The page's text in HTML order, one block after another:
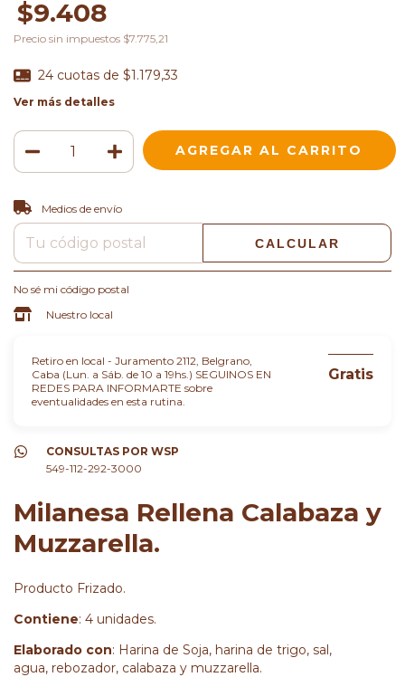
$9.408
Precio sin impuestos $7.775,21
24 cuotas de $1.179,33
Ver más detalles
Entregas para el CP:
Medios de envío
CALCULAR
No sé mi código postal
Nuestro local
Retiro en local - Juramento 2112, Belgrano,
Caba (Lun. a Sáb. de 10 a 19hs.) SEGUINOS EN
REDES PARA INFORMARTE sobre
eventualidades en esta rutina.
Gratis
CONSULTAS POR WSP
549-112-292-3000
Milanesa Rellena Calabaza y
Muzzarella.
Producto Frizado.
Contiene: 4 unidades.
Elaborado con: Harina de Soja, harina de trigo, sal,
agua, rebozador, calabaza y muzzarella.